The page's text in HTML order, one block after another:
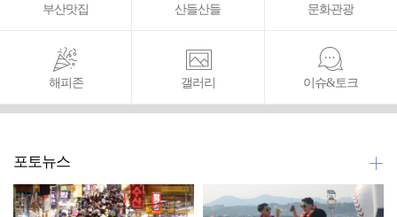
부산맛집 산들산들 문화관광
해피존 갤러리 이슈&토크
포토뉴스